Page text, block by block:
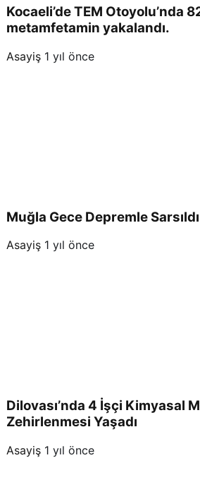
Kocaeli’de TEM Otoyolu’nda
metamfetamin yakalandı.
Asayiş 1 yıl önce
Muğla Gece Depremle Sarsıldı
Asayiş 1 yıl önce
Dilovası’nda 4 İşçi Kimyasal
Zehirlenmesi Yaşadı
Asayiş 1 yıl önce